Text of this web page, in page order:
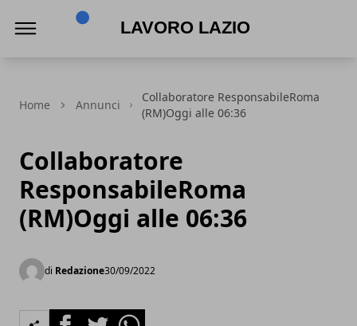
Home Annunci
Collaboratore ResponsabileRoma
(RM)Oggi alle 06:36
Collaboratore
ResponsabileRoma
(RM)Oggi alle 06:36
di Redazione30/09/2022
FacebookTwitterWhatsapp